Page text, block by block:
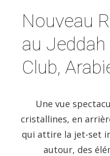
Nouveau
au
Club,
Une vue
cristallines, en
qui attire la jet-set
autour, des